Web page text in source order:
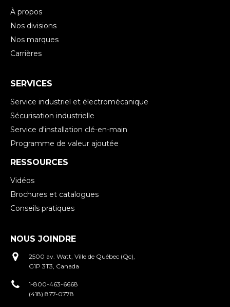
À propos
Nos divisions
Nos marques
Carrières
SERVICES
Service industriel et électromécanique
Sécurisation industrielle
Service d'installation clé-en-main
Programme de valeur ajoutée
RESSOURCES
Vidéos
Brochures et catalogues
Conseils pratiques
NOUS JOINDRE
2500 av. Watt, Ville de Québec (Qc),
G1P 3T3, Canada
1-800-463-6668
(418) 877-0778